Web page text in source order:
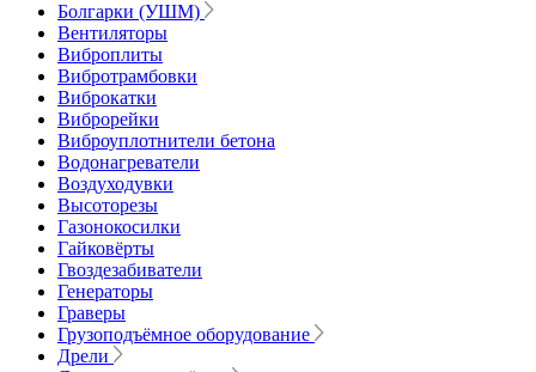
Болгарки (УШМ)
Вентиляторы
Виброплиты
Вибротрамбовки
Виброкатки
Виброрейки
Виброуплотнители бетона
Водонагреватели
Воздуходувки
Высоторезы
Газонокосилки
Гайковёрты
Гвоздезабиватели
Генераторы
Граверы
Грузоподъёмное оборудование
Дрели